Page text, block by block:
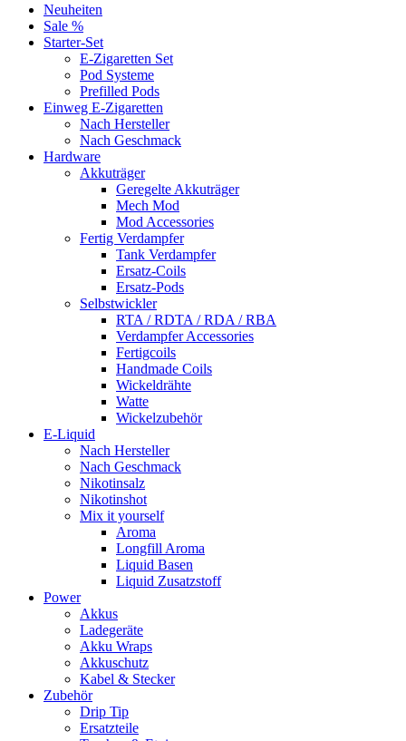
Neuheiten
Sale %
Starter-Set
E-Zigaretten Set
Pod Systeme
Prefilled Pods
Einweg E-Zigaretten
Nach Hersteller
Nach Geschmack
Hardware
Akkuträger
Geregelte Akkuträger
Mech Mod
Mod Accessories
Fertig Verdampfer
Tank Verdampfer
Ersatz-Coils
Ersatz-Pods
Selbstwickler
RTA / RDTA / RDA / RBA
Verdampfer Accessories
Fertigcoils
Handmade Coils
Wickeldrähte
Watte
Wickelzubehör
E-Liquid
Nach Hersteller
Nach Geschmack
Nikotinsalz
Nikotinshot
Mix it yourself
Aroma
Longfill Aroma
Liquid Basen
Liquid Zusatzstoff
Power
Akkus
Ladegeräte
Akku Wraps
Akkuschutz
Kabel & Stecker
Zubehör
Drip Tip
Ersatzteile